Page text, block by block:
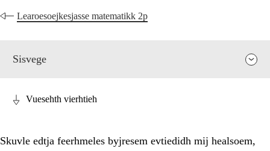
Learoesoejkesjasse matematikk 2p
Sisvege
Vuesehth vierhtieh
Skuvle edtja feerhmeles byjresem evtiedidh mij healsoem,